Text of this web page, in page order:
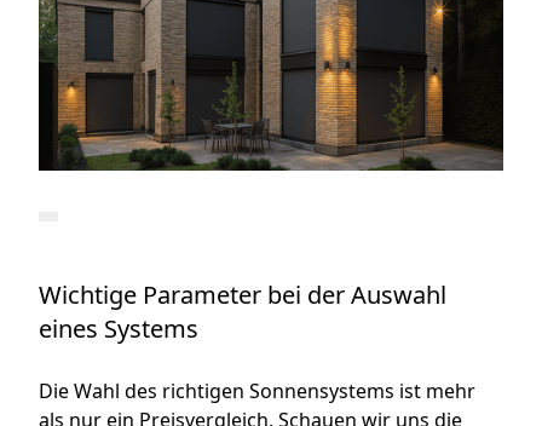
Wichtige Parameter bei der Auswahl
eines Systems
Die Wahl des richtigen Sonnensystems ist mehr
als nur ein Preisvergleich. Schauen wir uns die